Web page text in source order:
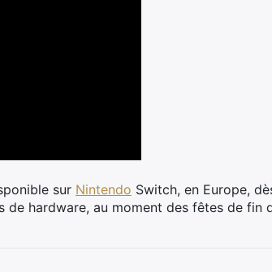
sur Nintendo Switch, en Europe,
hardware, au moment des fêtes de fin